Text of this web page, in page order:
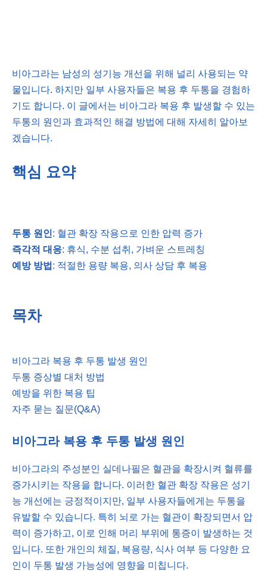
비아그라는 남성의 성기능 개선을 위해 널리 사용되는 약
물입니다. 하지만 일부 사용자들은 복용 후 두통을 경험하
기도 합니다. 이 글에서는 비아그라 복용 후 발생할 수 있는
두통의 원인과 효과적인 해결 방법에 대해 자세히 알아보
겠습니다.
핵심 요약
두통 원인: 혈관 확장 작용으로 인한 압력 증가
즉각적 대응: 휴식, 수분 섭취, 가벼운 스트레칭
예방 방법: 적절한 용량 복용, 의사 상담 후 복용
목차
비아그라 복용 후 두통 발생 원인
두통 증상별 대처 방법
예방을 위한 복용 팁
자주 묻는 질문(Q&A)
비아그라 복용 후 두통 발생 원인
비아그라의 주성분인 실데나필은 혈관을 확장시켜 혈류를
증가시키는 작용을 합니다. 이러한 혈관 확장 작용은 성기
능 개선에는 긍정적이지만, 일부 사용자들에게는 두통을
유발할 수 있습니다. 특히 뇌로 가는 혈관이 확장되면서 압
력이 증가하고, 이로 인해 머리 부위에 통증이 발생하는 것
입니다. 또한 개인의 체질, 복용량, 식사 여부 등 다양한 요
인이 두통 발생 가능성에 영향을 미칩니다.